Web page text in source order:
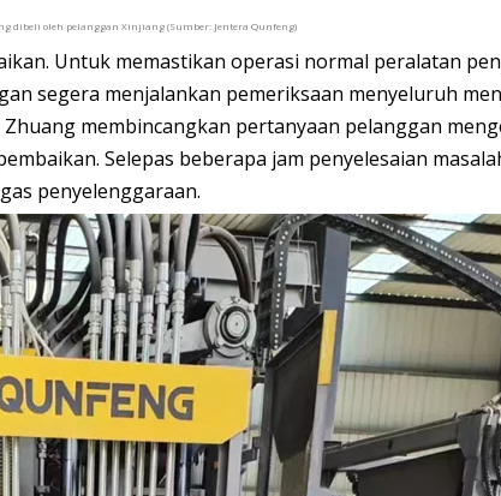
dibeli oleh pelanggan Xinjiang (Sumber: Jentera Qunfeng)
Untuk memastikan operasi normal peralatan
segera menjalankan pemeriksaan menyeluruh
membincangkan pertanyaan pelanggan
Selepas beberapa jam penyelesaian
penyelenggaraan.